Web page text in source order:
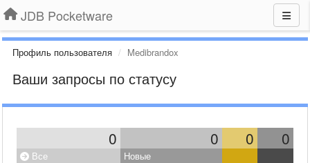
JDB Pocketware
Профиль пользователя Medibrandox
Ваши запросы по статусу
0 0 0 0
Все Новые